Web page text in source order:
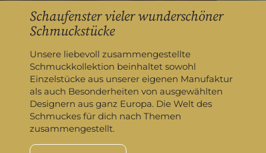
Schaufenster vieler wunderschöner
Schmuckstücke
Unsere liebevoll zusammengestellte
Schmuckkollektion beinhaltet sowohl
Einzelstücke aus unserer eigenen Manufaktur
als auch Besonderheiten von ausgewählten
Designern aus ganz Europa. Die Welt des
Schmuckes für dich nach Themen
zusammengestellt.